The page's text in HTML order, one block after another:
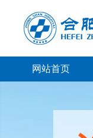
网站首页